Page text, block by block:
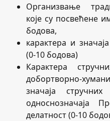
Организвање
које су посвећене
бодова,
карактера и
(0-10 бодова)
Карактера
добортворно-
значаја
односнозначаја
делатност (0-10